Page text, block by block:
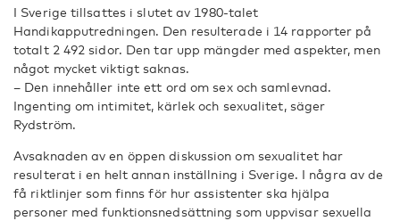
I Sverige tillsattes i slutet av 1980-talet
Handikapputredningen. Den resulterade i 14 rapporter på
totalt 2 492 sidor. Den tar upp mängder med aspekter, men
något mycket viktigt saknas.
– Den innehåller inte ett ord om sex och samlevnad.
Ingenting om intimitet, kärlek och sexualitet, säger
Rydström.
Avsaknaden av en öppen diskussion om sexualitet har
resulterat i en helt annan inställning i Sverige. I några av de
få riktlinjer som finns för hur assistenter ska hjälpa
personer med funktionsnedsättning som uppvisar sexuella